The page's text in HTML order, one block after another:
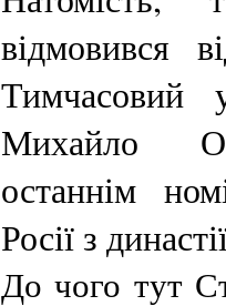
відмовився
Тимчасовий
Михайло
останнім
Росії з
До чого тут